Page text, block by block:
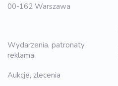
00-162 Warszawa
Wydarzenia, patronaty,
reklama
Aukcje, zlecenia